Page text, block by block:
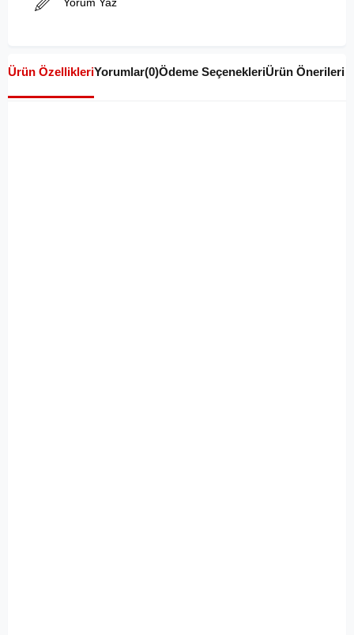
Ürün ÖzellikleriYorumlar(0)Ödeme SeçenekleriÜrün Önerileri